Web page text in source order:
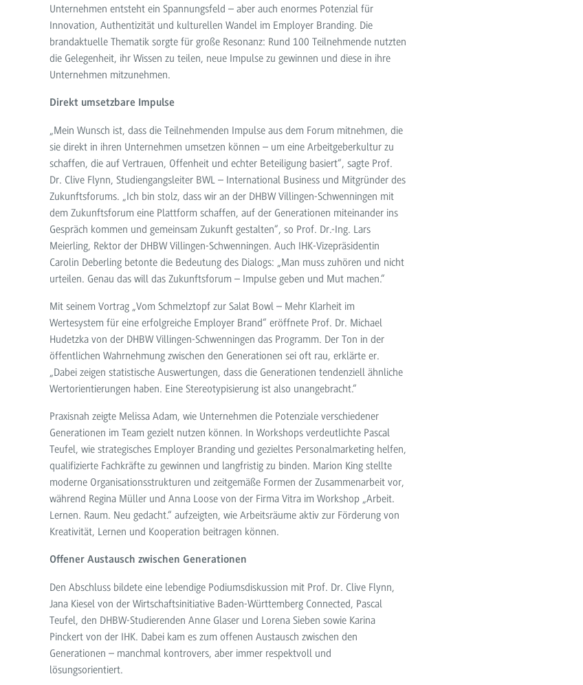
Unternehmen entsteht ein Spannungsfeld – aber auch enormes Potenzial für
Innovation, Authentizität und kulturellen Wandel im Employer Branding. Die
brandaktuelle Thematik sorgte für große Resonanz: Rund 100 Teilnehmende nutzten
die Gelegenheit, ihr Wissen zu teilen, neue Impulse zu gewinnen und diese in ihre
Unternehmen mitzunehmen.
Direkt umsetzbare Impulse
„Mein Wunsch ist, dass die Teilnehmenden Impulse aus dem Forum mitnehmen, die
sie direkt in ihren Unternehmen umsetzen können – um eine Arbeitgeberkultur zu
schaffen, die auf Vertrauen, Offenheit und echter Beteiligung basiert“, sagte Prof.
Dr. Clive Flynn, Studiengangsleiter BWL – International Business und Mitgründer des
Zukunftsforums. „Ich bin stolz, dass wir an der DHBW Villingen-Schwenningen mit
dem Zukunftsforum eine Plattform schaffen, auf der Generationen miteinander ins
Gespräch kommen und gemeinsam Zukunft gestalten“, so Prof. Dr.-Ing. Lars
Meierling, Rektor der DHBW Villingen-Schwenningen. Auch IHK-Vizepräsidentin
Carolin Deberling betonte die Bedeutung des Dialogs: „Man muss zuhören und nicht
urteilen. Genau das will das Zukunftsforum – Impulse geben und Mut machen.“
Mit seinem Vortrag „Vom Schmelztopf zur Salat Bowl – Mehr Klarheit im
Wertesystem für eine erfolgreiche Employer Brand“ eröffnete Prof. Dr. Michael
Hudetzka von der DHBW Villingen-Schwenningen das Programm. Der Ton in der
öffentlichen Wahrnehmung zwischen den Generationen sei oft rau, erklärte er.
„Dabei zeigen statistische Auswertungen, dass die Generationen tendenziell ähnliche
Wertorientierungen haben. Eine Stereotypisierung ist also unangebracht.“
Praxisnah zeigte Melissa Adam, wie Unternehmen die Potenziale verschiedener
Generationen im Team gezielt nutzen können. In Workshops verdeutlichte Pascal
Teufel, wie strategisches Employer Branding und gezieltes Personalmarketing helfen,
qualifizierte Fachkräfte zu gewinnen und langfristig zu binden. Marion King stellte
moderne Organisationsstrukturen und zeitgemäße Formen der Zusammenarbeit vor,
während Regina Müller und Anna Loose von der Firma Vitra im Workshop „Arbeit.
Lernen. Raum. Neu gedacht.“ aufzeigten, wie Arbeitsräume aktiv zur Förderung von
Kreativität, Lernen und Kooperation beitragen können.
Offener Austausch zwischen Generationen
Den Abschluss bildete eine lebendige Podiumsdiskussion mit Prof. Dr. Clive Flynn,
Jana Kiesel von der Wirtschaftsinitiative Baden-Württemberg Connected, Pascal
Teufel, den DHBW-Studierenden Anne Glaser und Lorena Sieben sowie Karina
Pinckert von der IHK. Dabei kam es zum offenen Austausch zwischen den
Generationen – manchmal kontrovers, aber immer respektvoll und
lösungsorientiert.